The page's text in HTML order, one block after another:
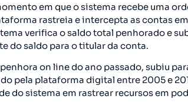
em que o sistema recebe uma
rastreia e intercepta as contas
verifica o saldo total penhorado e
do saldo para o titular da conta.
on line do ano passado, subiu
pela plataforma digital entre 2005 e
do sistema em rastrear recursos em